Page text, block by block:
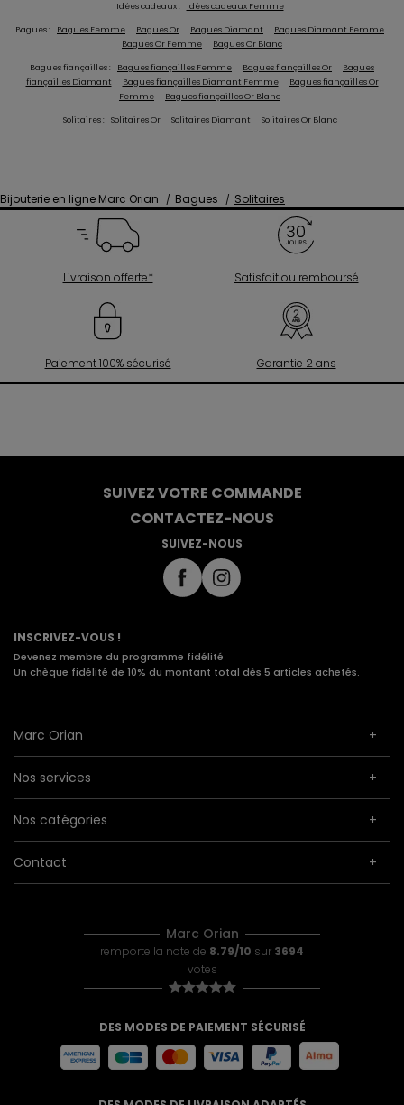
Idées cadeaux : Idées cadeaux Femme
Bagues : Bagues Femme Bagues Or Bagues Diamant
Bagues Diamant Femme
Bagues Or Femme
Bagues Or Blanc
Bagues fiançailles : Bagues fiançailles Femme Bagues fiançailles Or
Bagues
fiançailles Diamant
Bagues fiançailles Diamant Femme
Bagues fiançailles Or
Femme
Bagues fiançailles Or Blanc
Solitaires : Solitaires Or Solitaires Diamant Solitaires Or Blanc
Bijouterie en ligne Marc Orian Bagues Solitaires
Livraison offerte* Satisfait ou remboursé
Paiement 100% sécurisé Garantie 2 ans
SUIVEZ VOTRE COMMANDE
CONTACTEZ-NOUS
SUIVEZ-NOUS
INSCRIVEZ-VOUS !
Devenez membre du programme fidélité
Un chèque fidélité de 10% du montant total dès 5 articles achetés.
Marc Orian
Nos services
Nos catégories
Contact
Marc Orian
remporte la note de 8.79/10 sur 3694
votes
DES MODES DE PAIEMENT SÉCURISÉ